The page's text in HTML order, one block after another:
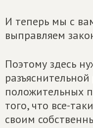
И теперь мы с
выправляем
Поэтому здесь
положительных
того, что все-
своим